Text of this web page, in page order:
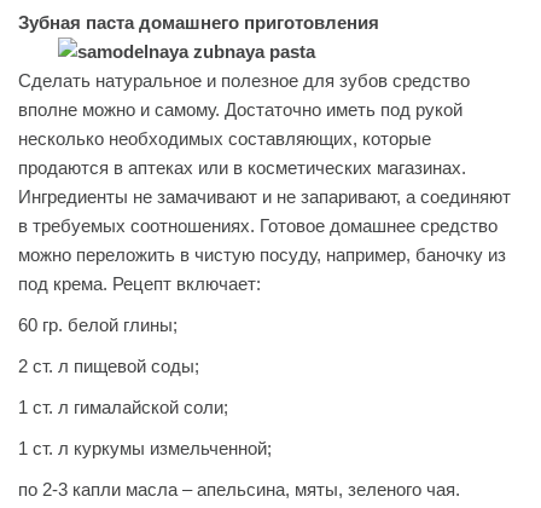
Зубная паста домашнего приготовления
Сделать натуральное и полезное для зубов средство
вполне можно и самому. Достаточно иметь под рукой
несколько необходимых составляющих, которые
продаются в аптеках или в косметических магазинах.
Ингредиенты не замачивают и не запаривают, а соединяют
в требуемых соотношениях. Готовое домашнее средство
можно переложить в чистую посуду, например, баночку из
под крема. Рецепт включает:
60 гр. белой глины;
2 ст. л пищевой соды;
1 ст. л гималайской соли;
1 ст. л куркумы измельченной;
по 2-3 капли масла – апельсина, мяты, зеленого чая.